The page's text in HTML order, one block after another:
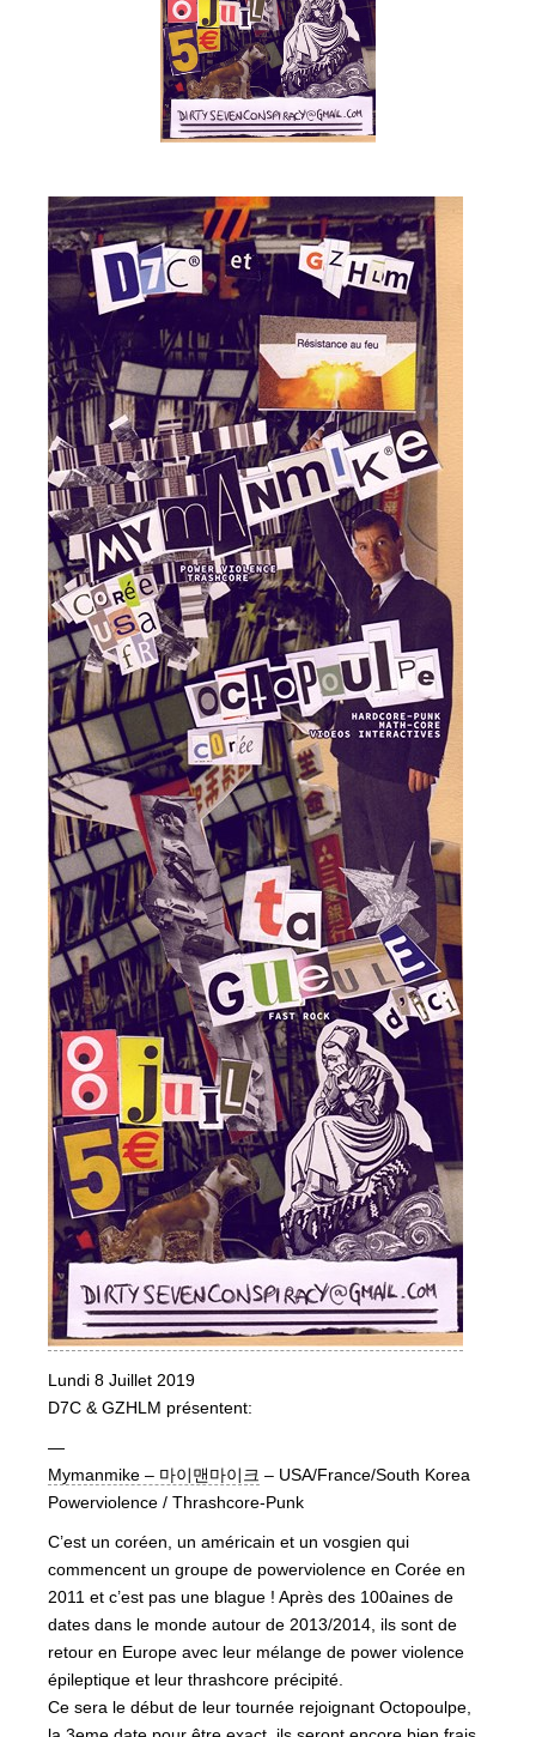
Lundi 8 Juillet 2019
D7C & GZHLM présentent:
—
Mymanmike – 마이맨마이크 – USA/France/South Korea
Powerviolence / Thrashcore-Punk
C’est un coréen, un américain et un vosgien qui
commencent un groupe de powerviolence en Corée en
2011 et c’est pas une blague ! Après des 100aines de
dates dans le monde autour de 2013/2014, ils sont de
retour en Europe avec leur mélange de power violence
épileptique et leur thrashcore précipité.
Ce sera le début de leur tournée rejoignant Octopoulpe,